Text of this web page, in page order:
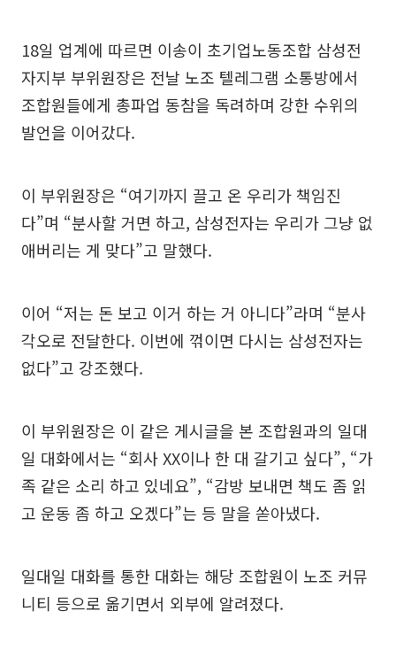
18일 업계에 따르면 이송이 초기업노동조합 삼성전
자지부 부위원장은 전날 노조 텔레그램 소통방에서
조합원들에게 총파업 동참을 독려하며 강한 수위의
발언을 이어갔다.
이 부위원장은 “여기까지 끌고 온 우리가 책임진
다”며 “분사할 거면 하고, 삼성전자는 우리가 그냥 없
애버리는 게 맞다”고 말했다.
이어 “저는 돈 보고 이거 하는 거 아니다”라며 “분사
각오로 전달한다. 이번에 꺾이면 다시는 삼성전자는
없다”고 강조했다.
이 부위원장은 이 같은 게시글을 본 조합원과의 일대
일 대화에서는 “회사 XX이나 한 대 갈기고 싶다”, “가
족 같은 소리 하고 있네요”, “감방 보내면 책도 좀 읽
고 운동 좀 하고 오겠다”는 등 말을 쏟아냈다.
일대일 대화를 통한 대화는 해당 조합원이 노조 커뮤
니티 등으로 옮기면서 외부에 알려졌다.